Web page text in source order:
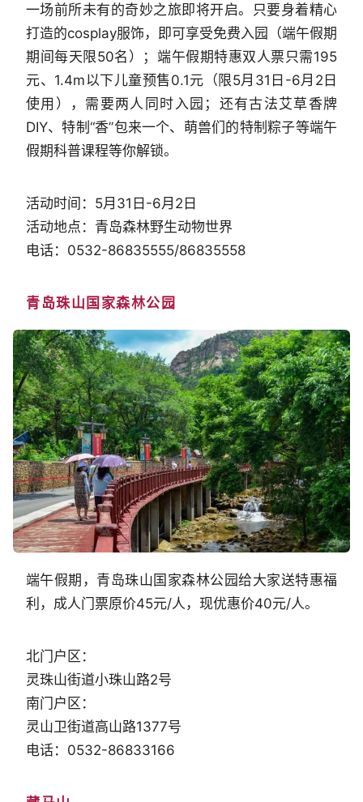
一场前所未有的奇妙之旅即将开启。只要身着精心
打造的cosplay服饰，即可享受免费入园（端午假期
期间每天限50名）；端午假期特惠双人票只需195
元、1.4m以下儿童预售0.1元（限5月31日-6月2日
使用），需要两人同时入园；还有古法艾草香牌
DIY、特制“香”包来一个、萌兽们的特制粽子等端午
假期科普课程等你解锁。
活动时间：5月31日-6月2日
活动地点：青岛森林野生动物世界
电话：0532-86835555/86835558
青岛珠山国家森林公园
端午假期，青岛珠山国家森林公园给大家送特惠福
利，成人门票原价45元/人，现优惠价40元/人。
北门户区：
灵珠山街道小珠山路2号
南门户区：
灵山卫街道高山路1377号
电话：0532-86833166